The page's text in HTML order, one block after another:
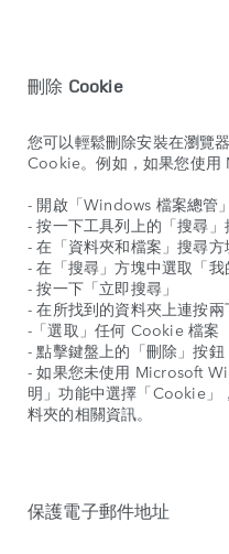
刪除 Cookie
您可以輕鬆刪除安裝在瀏覽
Cookie。例如，如果您使用
- 開啟「Windows 檔案總管」
- 按一下工具列上的「搜尋」
- 在「資料夾和檔案」搜尋方
- 在「搜尋」方塊中選取「我
- 按一下「立即搜尋」
- 在所找到的資料夾上連按兩
-「選取」任何 Cookie 檔案
- 點擊鍵盤上的「刪除」按鈕
- 如果您未使用 Microsoft
明」功能中選擇「Cookie
料夾的相關資訊。
保護電子郵件地址